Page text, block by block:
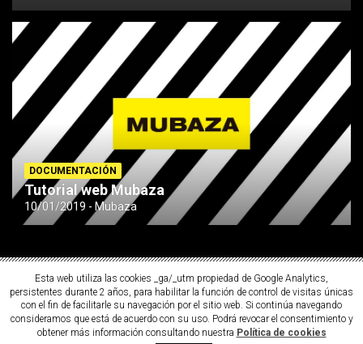
DOCUMENTACIÓN
Tutorial web Mubaza
10/01/2019 Mubaza
Esta web utiliza las cookies _ga/_utm propiedad de Google Analytics,
persistentes durante 2 años, para habilitar la función de control de visitas únicas
con el fin de facilitarle su navegación por el sitio web. Si continúa navegando
consideramos que está de acuerdo con su uso. Podrá revocar el consentimiento y
obtener más información consultando nuestra Política de cookies